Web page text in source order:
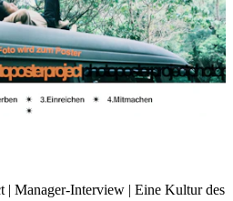
| Manager-Interview | Eine Kultur des